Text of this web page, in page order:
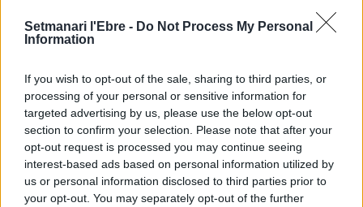
Setmanari l'Ebre - Do Not Process My Personal
Information
If you wish to opt-out of the sale, sharing to third parties, or
processing of your personal or sensitive information for
targeted advertising by us, please use the below opt-out
section to confirm your selection. Please note that after your
opt-out request is processed you may continue seeing
interest-based ads based on personal information utilized by
us or personal information disclosed to third parties prior to
your opt-out. You may separately opt-out of the further
L’Observatori de l’Ebre lidera de nou la
7 d'agost de 2026
L’Ajuntament de Tortosa amplia el
termini de les obres de l’aparcament
dels terrenys de Renfe per les altes
temperatures
7 d'agost de 2026